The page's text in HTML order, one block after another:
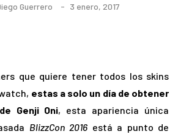
Guerrero 3 enero, 2017
que quiere tener todos los skins
estas a solo un día de obtener
Genji Oni, esta apariencia única
BlizzCon 2016 está a punto de